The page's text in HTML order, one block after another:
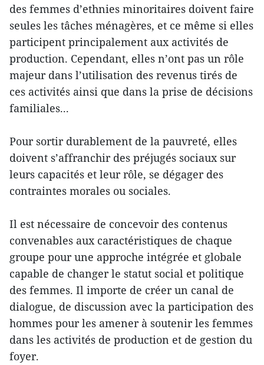
des femmes d’ethnies minoritaires doivent faire
seules les tâches ménagères, et ce même si elles
participent principalement aux activités de
production. Cependant, elles n’ont pas un rôle
majeur dans l’utilisation des revenus tirés de
ces activités ainsi que dans la prise de décisions
familiales...
Pour sortir durablement de la pauvreté, elles
doivent s’affranchir des préjugés sociaux sur
leurs capacités et leur rôle, se dégager des
contraintes morales ou sociales.
Il est nécessaire de concevoir des contenus
convenables aux caractéristiques de chaque
groupe pour une approche intégrée et globale
capable de changer le statut social et politique
des femmes. Il importe de créer un canal de
dialogue, de discussion avec la participation des
hommes pour les amener à soutenir les femmes
dans les activités de production et de gestion du
foyer.